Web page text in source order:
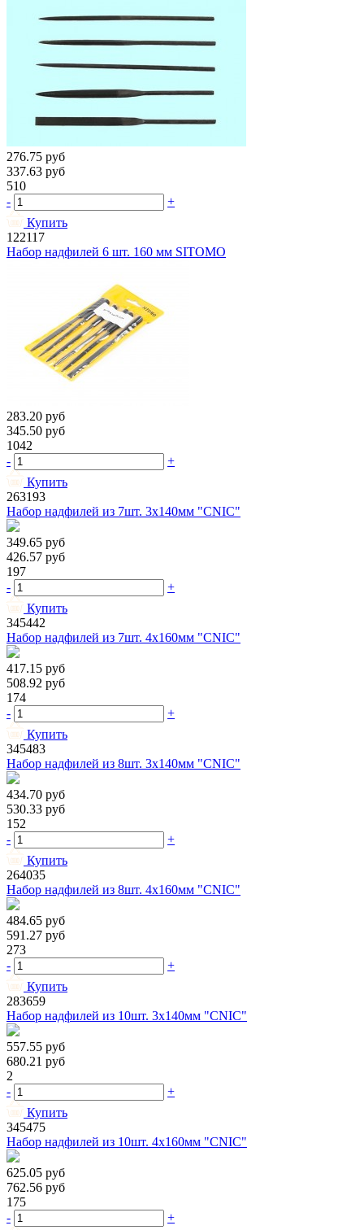
276.75 руб
337.63 руб
510
-
+
Купить
122117
Набор надфилей 6 шт. 160 мм SITOMO
283.20 руб
345.50 руб
1042
-
+
Купить
263193
Набор надфилей из 7шт. 3х140мм "CNIC"
349.65 руб
426.57 руб
197
-
+
Купить
345442
Набор надфилей из 7шт. 4х160мм "CNIC"
417.15 руб
508.92 руб
174
-
+
Купить
345483
Набор надфилей из 8шт. 3х140мм "CNIC"
434.70 руб
530.33 руб
152
-
+
Купить
264035
Набор надфилей из 8шт. 4х160мм "CNIC"
484.65 руб
591.27 руб
273
-
+
Купить
283659
Набор надфилей из 10шт. 3х140мм "CNIC"
557.55 руб
680.21 руб
2
-
+
Купить
345475
Набор надфилей из 10шт. 4х160мм "CNIC"
625.05 руб
762.56 руб
175
-
+